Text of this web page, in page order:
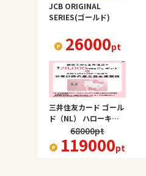
JCB ORIGINAL
SERIES(ゴールド)
26000pt
三井住友カード ゴール
ド（NL） ハローキテ
ィ デザイン
68000pt
119000pt